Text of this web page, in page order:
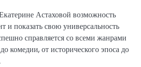
Астаховой возможность
и показать свою универсальность
справляется со всеми жанрами
комедии, от исторического эпоса до